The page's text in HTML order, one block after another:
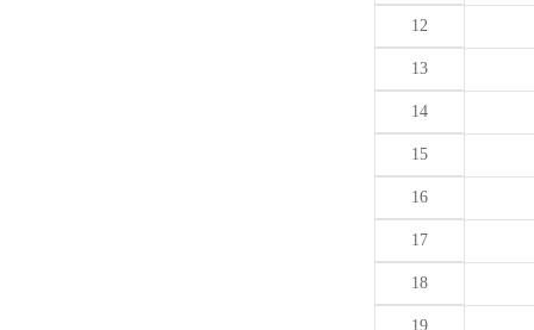
12
13
14
15
16
17
18
19